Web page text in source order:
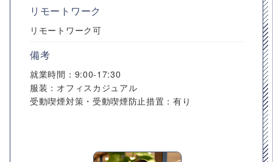
リモートワーク
リモートワーク可
備考
就業時間：9:00-17:30
服装：オフィスカジュアル
受動喫煙対策・受動喫煙防止措置：有り